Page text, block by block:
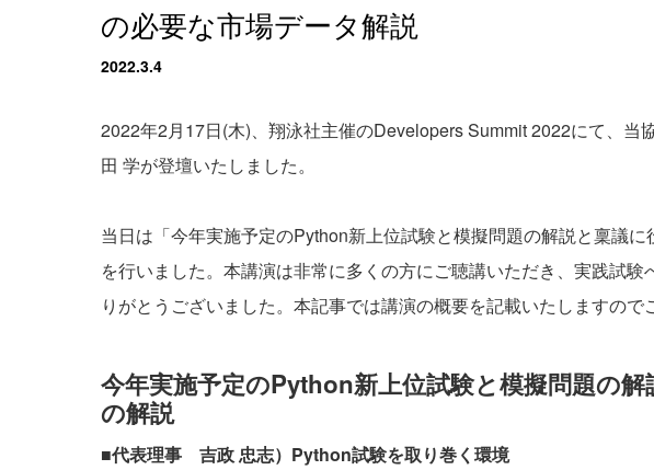
の必要な市場データ解説
2022.3.4
2022年2月17日(木)、翔泳社主催のDevelopers Summit 2022にて、
田 学が登壇いたしました。
当日は「今年実施予定のPython新上位試験と模擬問題の解説と稟議
を行いました。本講演は非常に多くの方にご聴講いただき、実践試
りがとうございました。本記事では講演の概要を記載いたしますので
今年実施予定のPython新上位試験と模擬問題の
の解説
■代表理事 吉政 忠志）Python試験を取り巻く環境